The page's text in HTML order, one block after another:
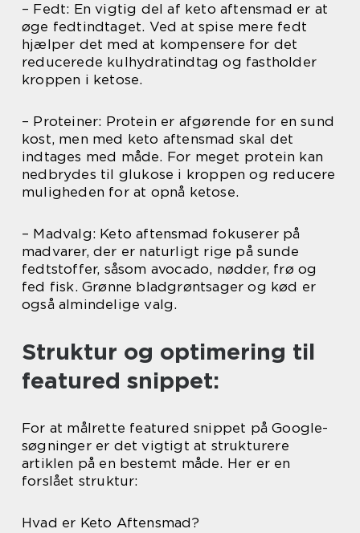
– Fedt: En vigtig del af keto aftensmad er at
øge fedtindtaget. Ved at spise mere fedt
hjælper det med at kompensere for det
reducerede kulhydratindtag og fastholder
kroppen i ketose.
– Proteiner: Protein er afgørende for en sund
kost, men med keto aftensmad skal det
indtages med måde. For meget protein kan
nedbrydes til glukose i kroppen og reducere
muligheden for at opnå ketose.
– Madvalg: Keto aftensmad fokuserer på
madvarer, der er naturligt rige på sunde
fedtstoffer, såsom avocado, nødder, frø og
fed fisk. Grønne bladgrøntsager og kød er
også almindelige valg.
Struktur og optimering til
featured snippet:
For at målrette featured snippet på Google-
søgninger er det vigtigt at strukturere
artiklen på en bestemt måde. Her er en
forslået struktur:
Hvad er Keto Aftensmad?